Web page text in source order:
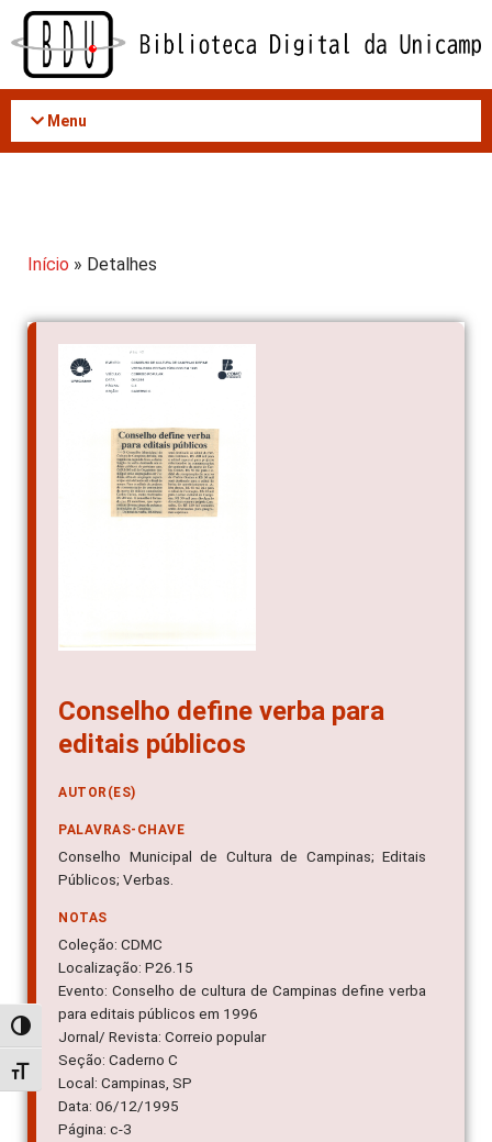
Acessar
conteúdo
Alternar alto contraste
Alternar tamanho da fonte
Menu
Início » Detalhes
Conselho define verba para
editais públicos
AUTOR(ES)
PALAVRAS-CHAVE
Conselho Municipal de Cultura de Campinas; Editais
Públicos; Verbas.
NOTAS
Coleção: CDMC
Localização: P26.15
Evento: Conselho de cultura de Campinas define verba
para editais públicos em 1996
Jornal/ Revista: Correio popular
Seção: Caderno C
Local: Campinas, SP
Data: 06/12/1995
Página: c-3